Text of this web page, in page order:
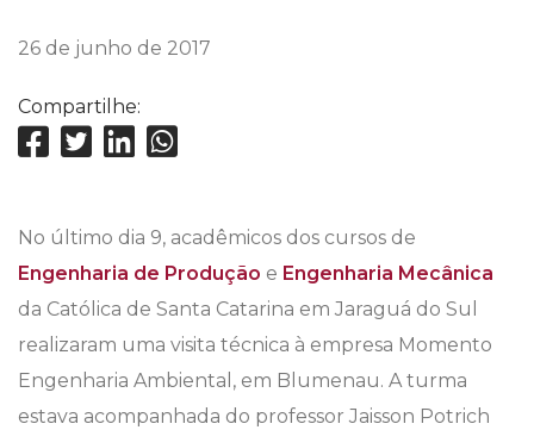
26 de junho de 2017
Compartilhe:
No último dia 9, acadêmicos dos cursos de
Engenharia de Produção e Engenharia Mecânica
da Católica de Santa Catarina em Jaraguá do Sul
realizaram uma visita técnica à empresa Momento
Engenharia Ambiental, em Blumenau. A turma
estava acompanhada do professor Jaisson Potrich